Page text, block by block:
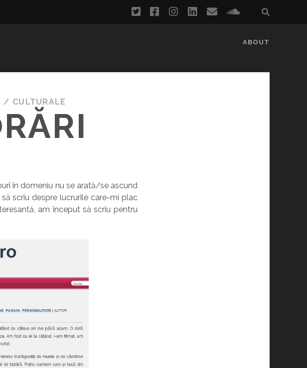
twitterfacebookinstagram
linkedin
emailsoundcloud
ABOUT
/ CULTURALE
în domeniu nu se arată/se ascund
scriu despre lucrurile care-mi plac
am început să scriu pentru